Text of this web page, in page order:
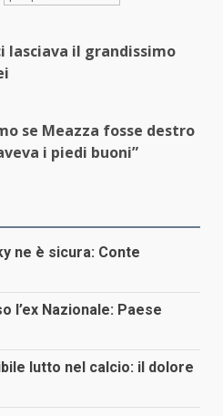
lasciava il grandissimo
se Meazza fosse destro
i piedi buoni”
ne è sicura: Conte
l’ex Nazionale: Paese
lutto nel calcio: il dolore